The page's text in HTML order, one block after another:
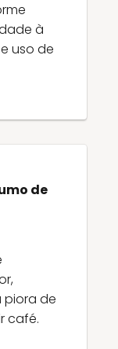
à
uso de
de
piora de
café.